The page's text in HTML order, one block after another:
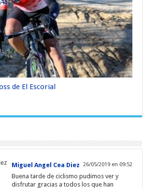
de El Escorial
Miguel Angel Cea Diez 26/05/2019 en 09:52
Buena tarde de ciclismo pudimos ver y
disfrutar gracias a todos los que han